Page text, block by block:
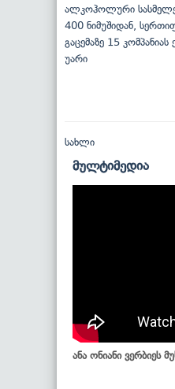
ალკოჰოლური
400 ნიმუშიდან,
გაცემაზე 15 კომპანიას
უარი
სახლი
მულტიმედია
ანა ონიანი ვერბიეს